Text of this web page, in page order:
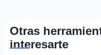
Otras
interesarte